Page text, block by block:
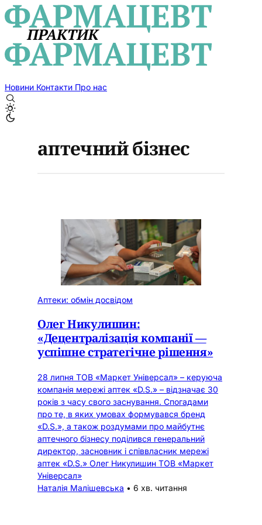
Новини Контакти Про нас
аптечний бізнес
Аптеки: обмін досвідом
Олег Никулишин:
«Децентралізація компанії —
успішне стратегічне рішення»
28 липня ТОВ «Маркет Універсал» – керуюча
компанія мережі аптек «D.S.» – відзначає 30
років з часу свого заснування. Спогадами
про те, в яких умовах формувався бренд
«D.S.», а також роздумами про майбутнє
аптечного бізнесу поділився генеральний
директор, засновник і співвласник мережі
аптек «D.S.» Олег Никулишин ТОВ «Маркет
Універсал»
Наталія Малішевська • 6 хв. читання